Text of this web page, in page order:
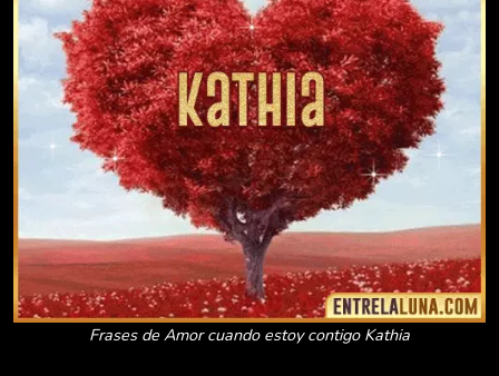
Frases de Amor cuando estoy contigo Kathia